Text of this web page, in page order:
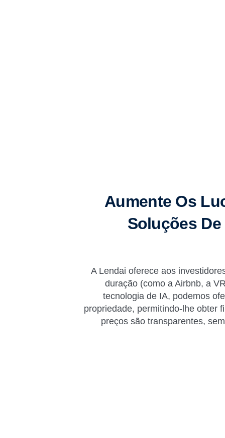
Aumente Os
Soluções
A Lendai oferece aos
duração (como a Airbnb, a
tecnologia de IA, podemos
propriedade, permitindo-lhe obter
preços são transparentes,